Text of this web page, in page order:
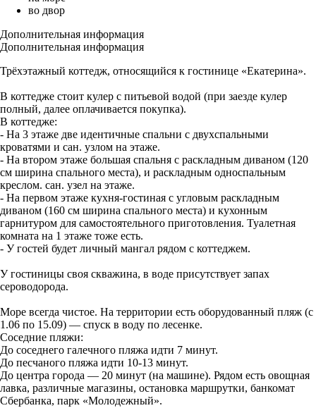
во двор
Дополнительная информация
Дополнительная информация
Трёхэтажный коттедж, относящийся к гостинице «Екатерина».
В коттедже стоит кулер с питьевой водой (при заезде кулер
полный, далее оплачивается покупка).
В коттедже:
- На 3 этаже две идентичные спальни с двухспальными
кроватями и сан. узлом на этаже.
- На втором этаже большая спальня с раскладным диваном (120
см ширина спального места), и раскладным односпальным
креслом. сан. узел на этаже.
- На первом этаже кухня-гостиная с угловым раскладным
диваном (160 см ширина спального места) и кухонным
гарнитуром для самостоятельного приготовления. Туалетная
комната на 1 этаже тоже есть.
- У гостей будет личный мангал рядом с коттеджем.
У гостиницы своя скважина, в воде присутствует запах
сероводорода.
Море всегда чистое. На территории есть оборудованный пляж (с
1.06 по 15.09) — спуск в воду по лесенке.
Соседние пляжи:
До соседнего галечного пляжа идти 7 минут.
До песчаного пляжа идти 10-13 минут.
До центра города — 20 минут (на машине). Рядом есть овощная
лавка, различные магазины, остановка маршрутки, банкомат
Сбербанка, парк «Молодежный».